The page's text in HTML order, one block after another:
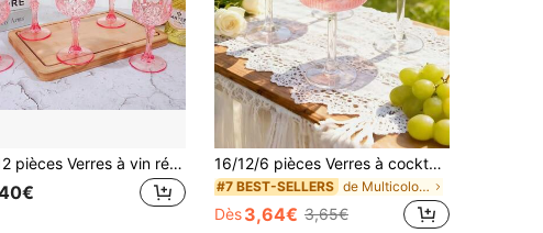
1/3/6/12 pièces Verres à vin réutilisables vintage gaufrés, verres à cocktail champagne robustes, tasses à jus, convient pour les fêtes, les mariages, la vaisselle de style rétro, idéal pour la Saint-Valentin, les banquets de mariage, les grands événements (tout neuf rose)
16/12/6 pièces Verres à cocktail élégants rayés, verres à champagne vintage ronds à rayures verticales, tasses à jus, tasses à glace, tasses à milkshake, tasses à dessert, convient pour les mariages, les anniversaires, la Saint-Valentin, les fêtes d'anniversaire, Noël, les bars, les rassemblements
#7 BEST-SELLERS de Multicolore Verres à champagne et verres à cock
Dès3,64€ 3,65€